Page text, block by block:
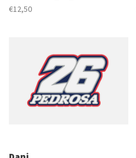
€12,50